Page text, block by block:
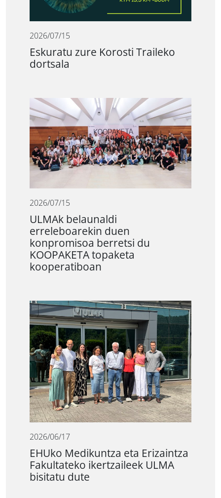
2026/07/15
Eskuratu zure Korosti Traileko
dortsala
2026/07/15
ULMAk belaunaldi
erreleboarekin duen
konpromisoa berretsi du
KOOPAKETA topaketa
kooperatiboan
2026/06/17
EHUko Medikuntza eta Erizaintza
Fakultateko ikertzaileek ULMA
bisitatu dute